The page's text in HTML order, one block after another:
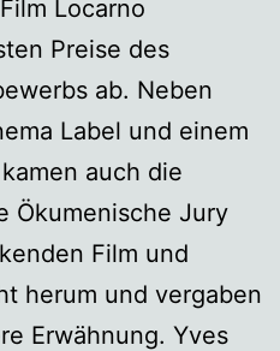
Locarno
Preise des
ab. Neben
Label und einem
auch die
Ökumenische Jury
Film und
herum und vergaben
Erwähnung. Yves